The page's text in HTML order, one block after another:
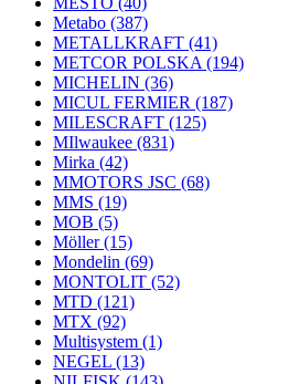
Metabo (387)
METALLKRAFT (41)
METCOR POLSKA (194)
MICHELIN (36)
MICUL FERMIER (187)
MILESCRAFT (125)
MIlwaukee (831)
Mirka (42)
MMOTORS JSC (68)
MMS (19)
MOB (5)
Möller(15)
Mondelin (69)
MONTOLIT (52)
MTD (121)
MTX (92)
Multisystem (1)
NEGEL (13)